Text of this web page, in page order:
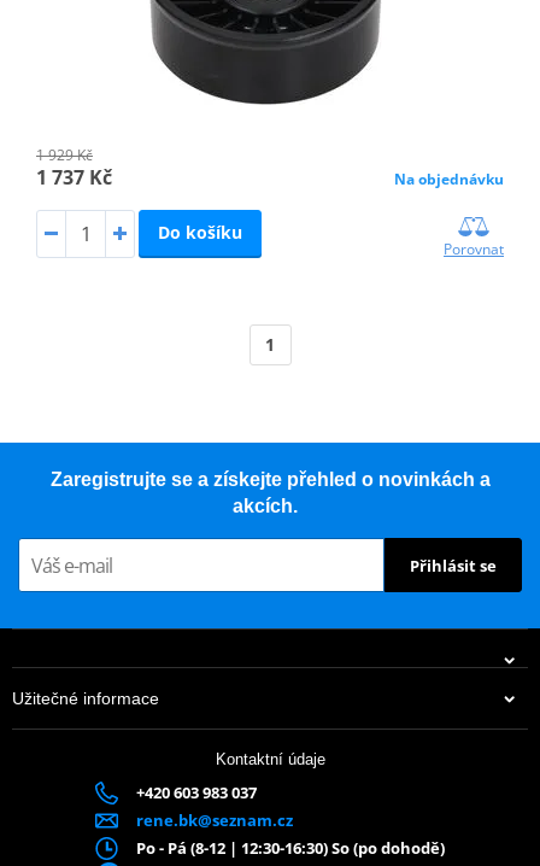
1 929 Kč
1 737 Kč Na objednávku
Do košíku
Porovnat
1
Zaregistrujte se a získejte přehled o novinkách a
akcích.
Přihlásit se
Užitečné informace
Kontaktní údaje
+420 603 983 037
rene.bk@seznam.cz
Po - Pá (8-12 | 12:30-16:30) So (po dohodě)